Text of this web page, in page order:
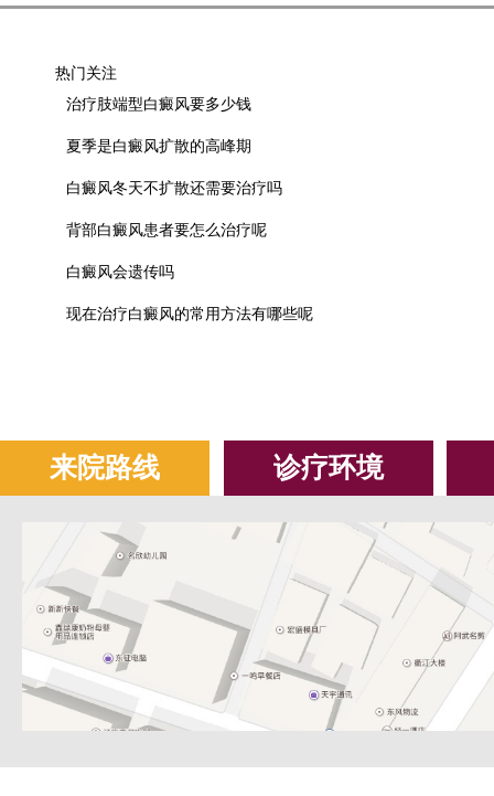
热门关注
治疗肢端型白癜风要多少钱
夏季是白癜风扩散的高峰期
白癜风冬天不扩散还需要治疗吗
背部白癜风患者要怎么治疗呢
白癜风会遗传吗
现在治疗白癜风的常用方法有哪些呢
来院路线 诊疗环境